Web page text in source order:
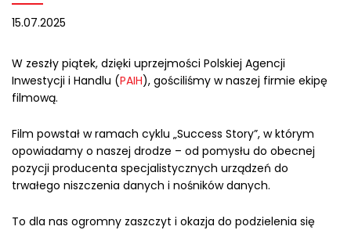
15.07.2025
W zeszły piątek, dzięki uprzejmości Polskiej Agencji
Inwestycji i Handlu (PAIH), gościliśmy w naszej firmie ekipę
filmową.
Film powstał w ramach cyklu „Success Story”, w którym
opowiadamy o naszej drodze – od pomysłu do obecnej
pozycji producenta specjalistycznych urządzeń do
trwałego niszczenia danych i nośników danych.
To dla nas ogromny zaszczyt i okazja do podzielenia się